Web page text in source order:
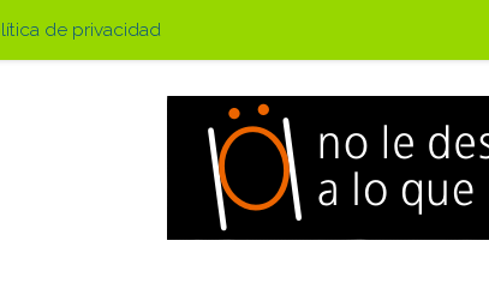
de privacidad